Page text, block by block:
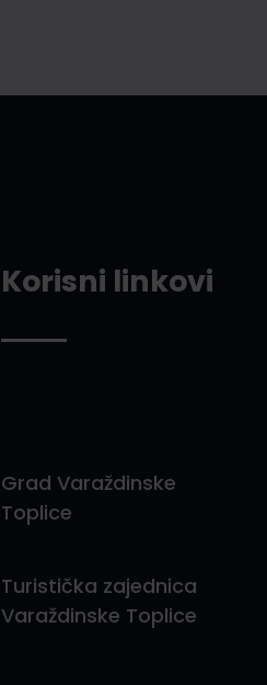
Korisni linkovi
Grad Varaždinske
Toplice
Turistička zajednica
Varaždinske Toplice